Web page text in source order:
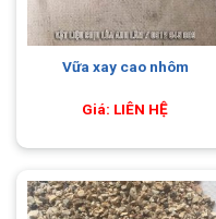
Vữa xay cao nhôm
Giá: LIÊN HỆ